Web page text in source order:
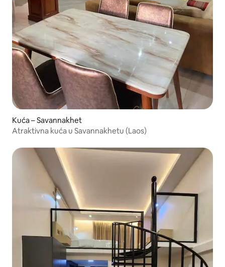
Kuća – Savannakhet
Atraktivna kuća u Savannakhetu (Laos)